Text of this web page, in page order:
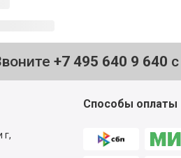
+7 495 640 9 640
г,
Способы оплаты